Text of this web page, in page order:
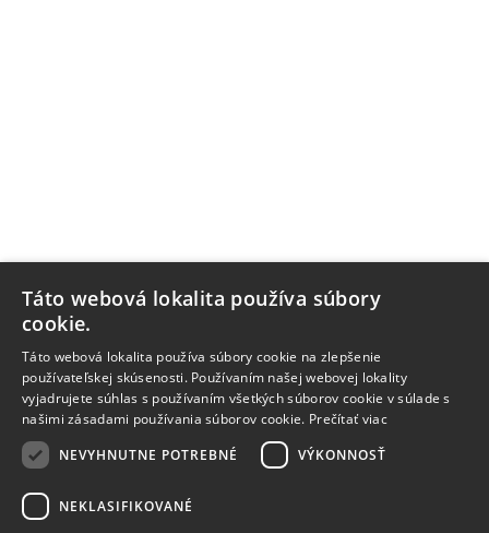
Táto webová lokalita používa súbory
cookie.
Táto webová lokalita používa súbory cookie na zlepšenie
používateľskej skúsenosti. Používaním našej webovej lokality
vyjadrujete súhlas s používaním všetkých súborov cookie v súlade s
našimi zásadami používania súborov cookie. Prečítať viac
NEVYHNUTNE POTREBNÉ
VÝKONNOSŤ
NEKLASIFIKOVANÉ